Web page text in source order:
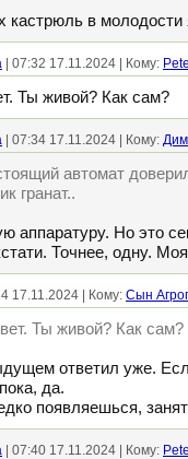
кастрюль в молодости
| 07:32 17.11.2024 | Кому:
Ты живой? Как сам?
| 07:34 17.11.2024 | Кому:
автомат
гранат..
аппаратуру. Но это
Точнее, одну.
17.11.2024 | Кому: Сын
Ты живой? Как сам?
ответил уже.
да.
появляешься,
| 07:40 17.11.2024 | Кому: